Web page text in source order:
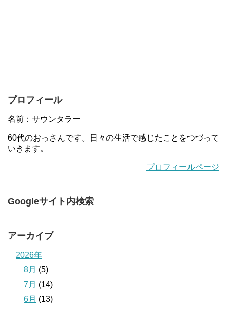
プロフィール
名前：サウンタラー
60代のおっさんです。日々の生活で感じたことをつづって
いきます。
プロフィールページ
Googleサイト内検索
アーカイブ
2026年
8月 (5)
7月 (14)
6月 (13)